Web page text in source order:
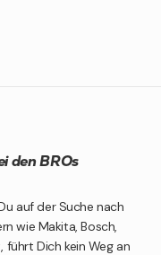
den BROs
auf der Suche nach
wie Makita, Bosch,
Dich kein Weg an